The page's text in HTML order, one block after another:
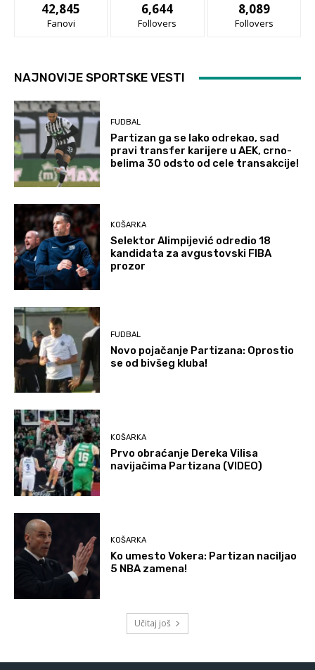
42,845
Fanovi
6,644
Follovers
8,089
Follovers
NAJNOVIJE SPORTSKE VESTI
FUDBAL
Partizan ga se lako odrekao, sad
pravi transfer karijere u AEK, crno-
belima 30 odsto od cele transakcije!
KOŠARKA
Selektor Alimpijević odredio 18
kandidata za avgustovski FIBA
prozor
FUDBAL
Novo pojačanje Partizana: Oprostio
se od bivšeg kluba!
KOŠARKA
Prvo obraćanje Dereka Vilisa
navijačima Partizana (VIDEO)
KOŠARKA
Ko umesto Vokera: Partizan naciljao
5 NBA zamena!
Učitaj još